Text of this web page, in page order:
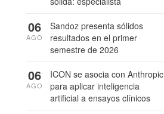
Sandoz presenta sólidos
resultados en el primer
semestre de 2026
06
AGO
ICON se asocia con Anthropic
para aplicar inteligencia
artificial a ensayos clínicos
06
AGO